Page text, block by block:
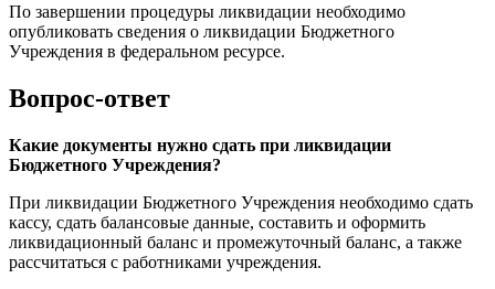
По завершении процедуры ликвидации необходимо
опубликовать сведения о ликвидации Бюджетного
Учреждения в федеральном ресурсе.
Вопрос-ответ
Какие документы нужно сдать при ликвидации
Бюджетного Учреждения?
При ликвидации Бюджетного Учреждения необходимо сдать
кассу, сдать балансовые данные, составить и оформить
ликвидационный баланс и промежуточный баланс, а также
рассчитаться с работниками учреждения.